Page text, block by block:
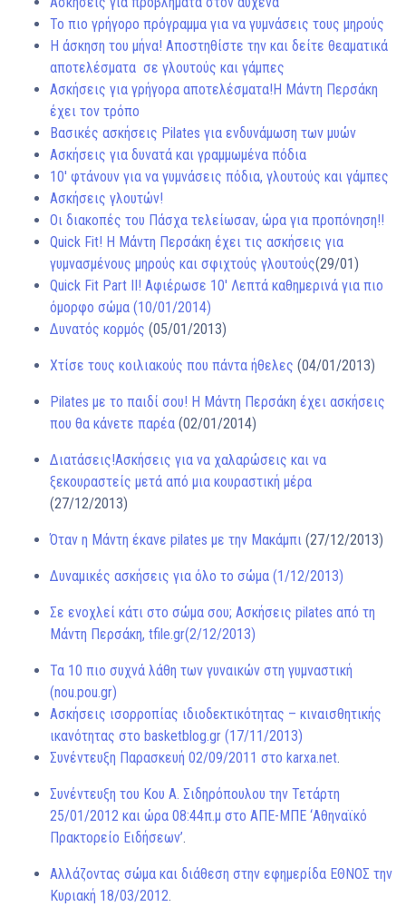
Το πιο γρήγορο πρόγραμμα για να γυμνάσεις τους μηρούς
Η άσκηση του μήνα! Αποστηθίστε την και δείτε θεαματικά
αποτελέσματα σε γλουτούς και γάμπες
Ασκήσεις για γρήγορα αποτελέσματα!Η Μάντη Περσάκη
έχει τον τρόπο
Βασικές ασκήσεις Pilates για ενδυνάμωση των μυών
Ασκήσεις για δυνατά και γραμμωμένα πόδια
10′ φτάνουν για να γυμνάσεις πόδια, γλουτούς και γάμπες
Ασκήσεις γλουτών!
Οι διακοπές του Πάσχα τελείωσαν, ώρα για προπόνηση!!
Quick Fit! Η Μάντη Περσάκη έχει τις ασκήσεις για
γυμνασμένους μηρούς και σφιχτούς γλουτούς(29/01)
Quick Fit Part II! Αφιέρωσε 10′ Λεπτά καθημερινά για πιο
όμορφο σώμα (10/01/2014)
Δυνατός κορμός (05/01/2013)
Χτίσε τους κοιλιακούς που πάντα ήθελες (04/01/2013)
Pilates με το παιδί σου! Η Μάντη Περσάκη έχει ασκήσεις
που θα κάνετε παρέα (02/01/2014)
Διατάσεις!Ασκήσεις για να χαλαρώσεις και να
ξεκουραστείς μετά από μια κουραστική μέρα
(27/12/2013)
Όταν η Μάντη έκανε pilates με την Μακάμπι (27/12/2013)
Δυναμικές ασκήσεις για όλο το σώμα (1/12/2013)
Σε ενοχλεί κάτι στο σώμα σου; Ασκήσεις pilates από τη
Μάντη Περσάκη, tfile.gr(2/12/2013)
Τα 10 πιο συχνά λάθη των γυναικών στη γυμναστική
(nou.pou.gr)
Ασκήσεις ισορροπίας ιδιοδεκτικότητας – κιναισθητικής
ικανότητας στο basketblog.gr (17/11/2013)
Συνέντευξη Παρασκευή 02/09/2011 στο karxa.net.
Συνέντευξη του Κου Α. Σιδηρόπουλου την Τετάρτη
25/01/2012 και ώρα 08:44π.μ στο ΑΠΕ-ΜΠΕ ‘Αθηναϊκό
Πρακτορείο Ειδήσεων’.
Αλλάζοντας σώμα και διάθεση στην εφημερίδα ΕΘΝΟΣ την
Κυριακή 18/03/2012.